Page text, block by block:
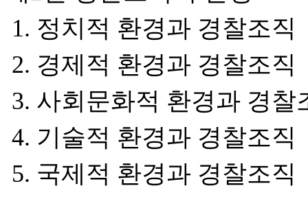
1. 정치적 환경과 경찰조직
2. 경제적 환경과 경찰조직
3. 사회문화적 환경과 경
4. 기술적 환경과 경찰조직
5. 국제적 환경과 경찰조직